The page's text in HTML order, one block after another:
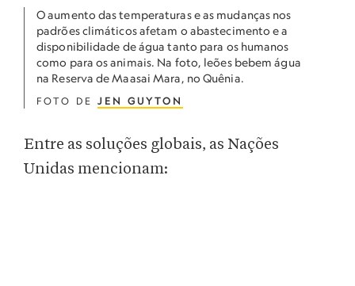
O aumento das temperaturas e as mudanças nos
padrões climáticos afetam o abastecimento e a
disponibilidade de água tanto para os humanos
como para os animais. Na foto, leões bebem água
na Reserva de Maasai Mara, no Quênia.
FOTO DE JEN GUYTON
Entre as soluções globais, as Nações
Unidas mencionam: